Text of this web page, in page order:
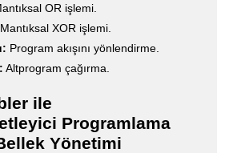
OR işlemi.
Mantıksal XOR işlemi.
Program akışını yönlendirme.
Altprogram çağırma.
ile
Programlama
Yönetimi